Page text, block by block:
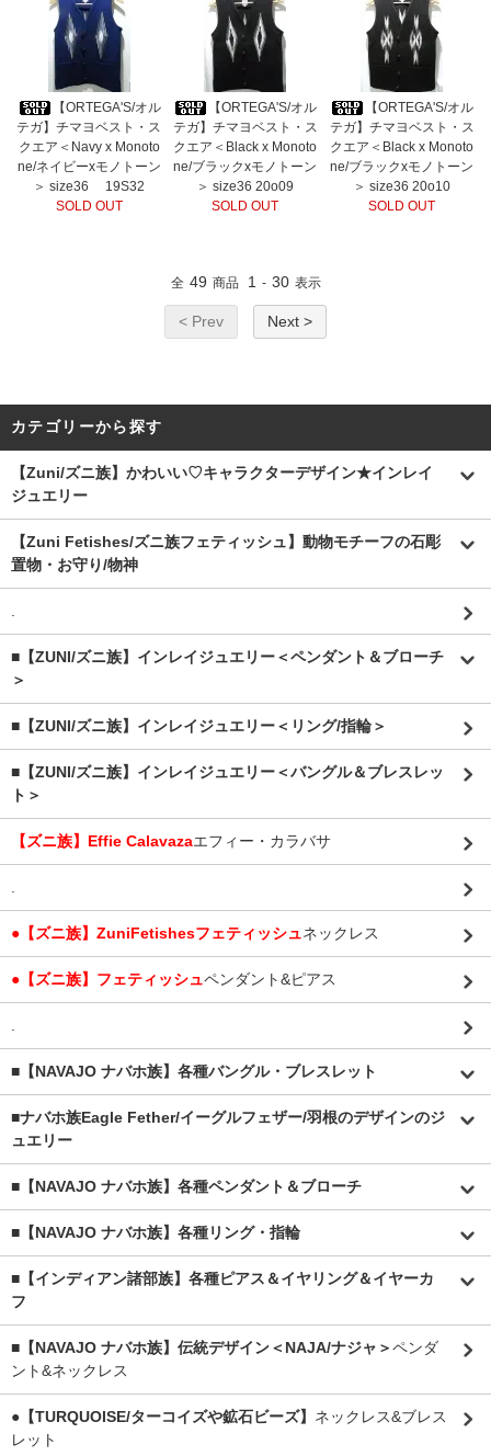
【ORTEGA'S/オル
テガ】チマヨベスト・ス
クエア＜Navy x Monoto
ne/ネイビーxモノトーン
＞ size36 19S32
SOLD OUT
【ORTEGA'S/オル
テガ】チマヨベスト・ス
クエア＜Black x Monoto
ne/ブラックxモノトーン
＞ size36 20o09
SOLD OUT
【ORTEGA'S/オル
テガ】チマヨベスト・ス
クエア＜Black x Monoto
ne/ブラックxモノトーン
＞ size36 20o10
SOLD OUT
全 49 商品 1 - 30 表示
< Prev Next >
カテゴリーから探す
【Zuni/ズニ族】かわいい♡キャラクターデザイン★インレイ
ジュエリー
【Zuni Fetishes/ズニ族フェティッシュ】動物モチーフの石彫
置物・お守り/物神
■【ZUNI/ズニ族】インレイジュエリー＜ペンダント＆ブローチ
＞
■【ZUNI/ズニ族】インレイジュエリー＜リング/指輪＞
■【ZUNI/ズニ族】インレイジュエリー＜バングル＆ブレスレッ
ト＞
【ズニ族】Effie Calavazaエフィー・カラバサ
●【ズニ族】ZuniFetishesフェティッシュネックレス
●【ズニ族】フェティッシュペンダント&ピアス
■【NAVAJO ナバホ族】各種バングル・ブレスレット
■ナバホ族Eagle Fether/イーグルフェザー/羽根のデザインのジ
ュエリー
■【NAVAJO ナバホ族】各種ペンダント＆ブローチ
■【NAVAJO ナバホ族】各種リング・指輪
■【インディアン諸部族】各種ピアス＆イヤリング＆イヤーカ
フ
■【NAVAJO ナバホ族】伝統デザイン＜NAJA/ナジャ＞ペンダ
ント&ネックレス
●【TURQUOISE/ターコイズや鉱石ビーズ】 ネックレス&ブレス
レット